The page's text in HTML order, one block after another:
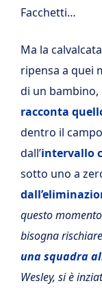
Facchetti…
Ma la
ripensa a quei
di un bambino,
racconta
dentro il
dall’intervallo
sotto uno a
questo
bisogna
una squadra
Wesley, si è